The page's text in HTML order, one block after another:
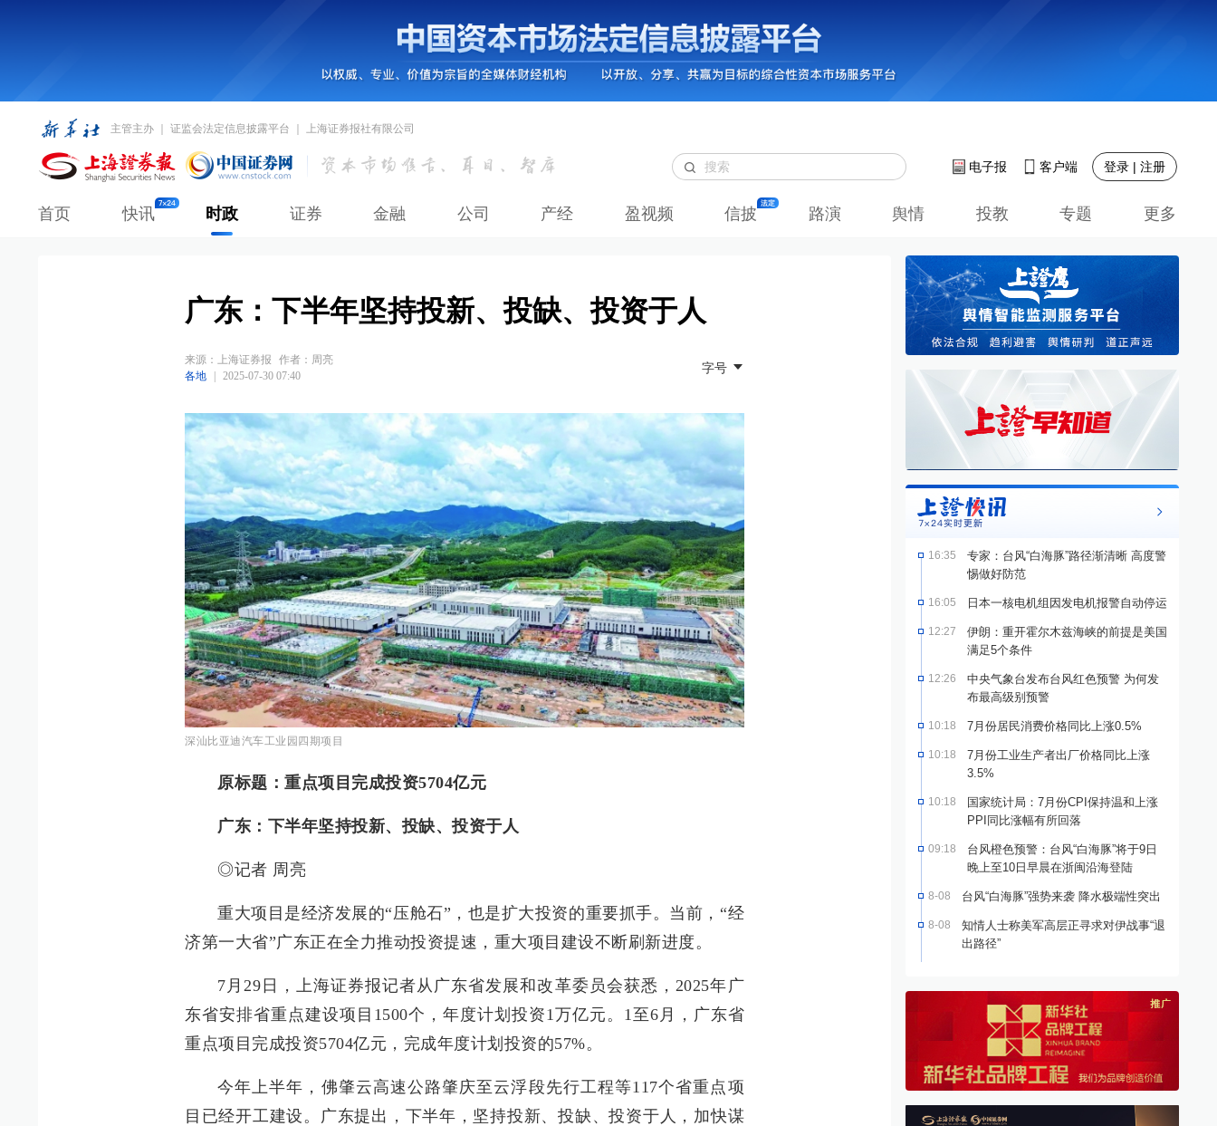
主管主办 ｜ 证监会法定信息披露平台 ｜ 上海证券报社有限公司
电子报 客户端 登录 | 注册
首页 快讯 时政 证券 金融 公司 产经 盈视频 信披 路演 舆情 投教 专题 更多
广东：下半年坚持投新、投缺、投资于人
来源： 上海证券报
作者：周亮
各地
2025-07-30 07:40
字号
深汕比亚迪汽车工业园四期项目
原标题：重点项目完成投资5704亿元
广东：下半年坚持投新、投缺、投资于人
◎记者 周亮
重大项目是经济发展的“压舱石”，也是扩大投资的重要抓手。当前，“经
济第一大省”广东正在全力推动投资提速，重大项目建设不断刷新进度。
7月29日，上海证券报记者从广东省发展和改革委员会获悉，2025年广
东省安排省重点建设项目1500个，年度计划投资1万亿元。1至6月，广东省
重点项目完成投资5704亿元，完成年度计划投资的57%。
今年上半年，佛肇云高速公路肇庆至云浮段先行工程等117个省重点项
目已经开工建设。广东提出，下半年，坚持投新、投缺、投资于人，加快谋
16:35
专家：台风“白海豚”路径渐清晰 高度警
惕做好防范
16:05 日本一核电机组因发电机报警自动停运
12:27
伊朗：重开霍尔木兹海峡的前提是美国
满足5个条件
12:26
中央气象台发布台风红色预警 为何发
布最高级别预警
10:18 7月份居民消费价格同比上涨0.5%
10:18
7月份工业生产者出厂价格同比上涨
3.5%
10:18
国家统计局：7月份CPI保持温和上涨
PPI同比涨幅有所回落
09:18
台风橙色预警：台风“白海豚”将于9日
晚上至10日早晨在浙闽沿海登陆
8-08 台风“白海豚”强势来袭 降水极端性突出
8-08
知情人士称美军高层正寻求对伊战事“退
出路径”